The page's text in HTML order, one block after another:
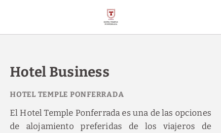
Hotel Business
El Hotel Temple Ponferrada es una de las opciones
de alojamiento preferidas de los viajeros de